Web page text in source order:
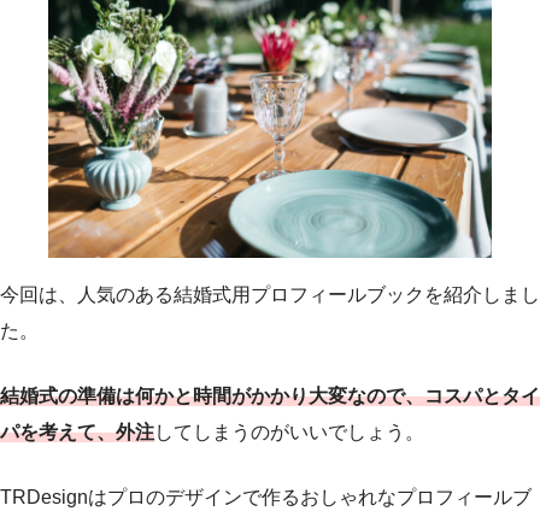
今回は、人気のある結婚式用プロフィールブックを紹介しまし
た。
結婚式の準備は何かと時間がかかり大変なので、コスパとタイ
パを考えて、外注してしまうのがいいでしょう。
TRDesignはプロのデザインで作るおしゃれなプロフィールブ